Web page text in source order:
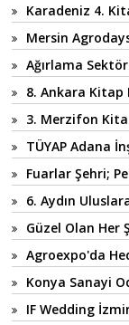
Karadeniz 4.
Mersin
Ağırlama
8. Ankara Kitap
3. Merzifon
TÜYAP Adana
Fuarlar Şehri;
6. Aydın
Güzel Olan Her
Agroexpo'da
Konya Sanayi
IF Wedding